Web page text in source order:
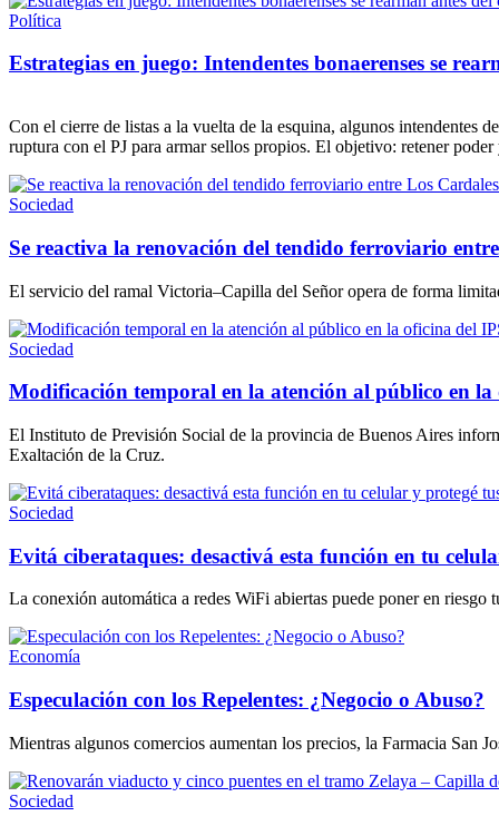
Política
Estrategias en juego: Intendentes bonaerenses se
Con el cierre de listas a la vuelta de la esquina, algunos intendentes
ruptura con el PJ para armar sellos propios. El objetivo: retener
Sociedad
Se reactiva la renovación del tendido ferroviario
El servicio del ramal Victoria–Capilla del Señor opera de forma
Sociedad
Modificación temporal en la atención al público en
El Instituto de Previsión Social de la provincia de Buenos Aires
Exaltación de la Cruz.
Sociedad
Evitá ciberataques: desactivá esta función en tu
La conexión automática a redes WiFi abiertas puede poner en
Economía
Especulación con los Repelentes: ¿Negocio o Abuso?
Mientras algunos comercios aumentan los precios, la Farmacia San
Sociedad